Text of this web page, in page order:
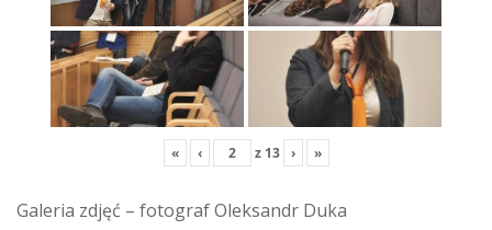
« ‹ z 13 › »
Galeria zdjęć – fotograf Oleksandr Duka